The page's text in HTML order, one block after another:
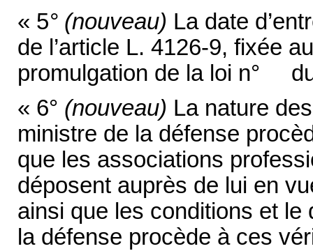
« 5° (nouveau) La date
de l’article L. 4126-9, fixée
promulgation de la loi n°
« 6° (nouveau) La nature
ministre de la défense
que les associations
déposent auprès de lui en
ainsi que les conditions et
la défense procède à ces